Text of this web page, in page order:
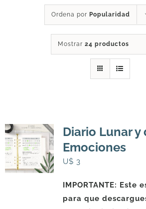
ARTÍCULOS
Carrito
Ordena por Popularidad
Mostrar 24 productos
Diario Lunar y
Emociones
U$ 3
IMPORTANTE: Este
para que